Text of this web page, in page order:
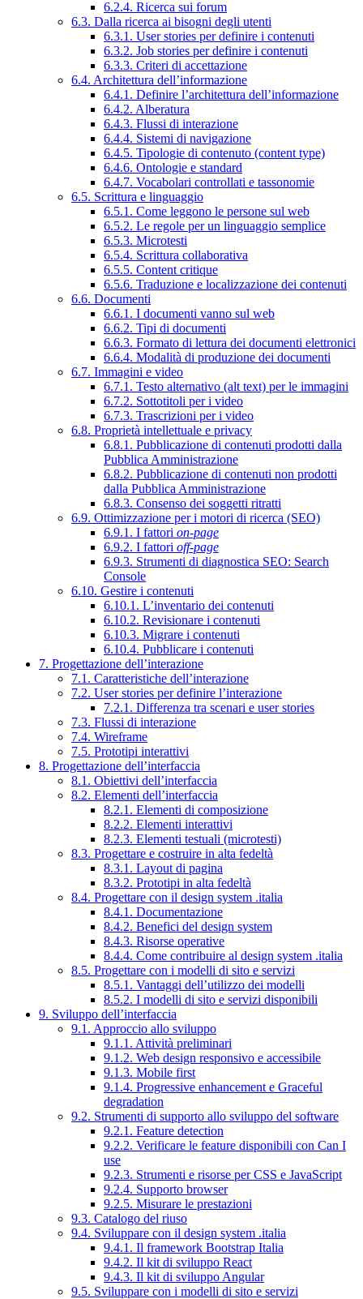
6.2.4. Ricerca sui forum
6.3. Dalla ricerca ai bisogni degli utenti
6.3.1. User stories per definire i contenuti
6.3.2. Job stories per definire i contenuti
6.3.3. Criteri di accettazione
6.4. Architettura dell’informazione
6.4.1. Definire l’architettura dell’informazione
6.4.2. Alberatura
6.4.3. Flussi di interazione
6.4.4. Sistemi di navigazione
6.4.5. Tipologie di contenuto (content type)
6.4.6. Ontologie e standard
6.4.7. Vocabolari controllati e tassonomie
6.5. Scrittura e linguaggio
6.5.1. Come leggono le persone sul web
6.5.2. Le regole per un linguaggio semplice
6.5.3. Microtesti
6.5.4. Scrittura collaborativa
6.5.5. Content critique
6.5.6. Traduzione e localizzazione dei contenuti
6.6. Documenti
6.6.1. I documenti vanno sul web
6.6.2. Tipi di documenti
6.6.3. Formato di lettura dei documenti elettronici
6.6.4. Modalità di produzione dei documenti
6.7. Immagini e video
6.7.1. Testo alternativo (alt text) per le immagini
6.7.2. Sottotitoli per i video
6.7.3. Trascrizioni per i video
6.8. Proprietà intellettuale e privacy
6.8.1. Pubblicazione di contenuti prodotti dalla
Pubblica Amministrazione
6.8.2. Pubblicazione di contenuti non prodotti
dalla Pubblica Amministrazione
6.8.3. Consenso dei soggetti ritratti
6.9. Ottimizzazione per i motori di ricerca (SEO)
6.9.1. I fattori on-page
6.9.2. I fattori off-page
6.9.3. Strumenti di diagnostica SEO: Search
Console
6.10. Gestire i contenuti
6.10.1. L’inventario dei contenuti
6.10.2. Revisionare i contenuti
6.10.3. Migrare i contenuti
6.10.4. Pubblicare i contenuti
7. Progettazione dell’interazione
7.1. Caratteristiche dell’interazione
7.2. User stories per definire l’interazione
7.2.1. Differenza tra scenari e user stories
7.3. Flussi di interazione
7.4. Wireframe
7.5. Prototipi interattivi
8. Progettazione dell’interfaccia
8.1. Obiettivi dell’interfaccia
8.2. Elementi dell’interfaccia
8.2.1. Elementi di composizione
8.2.2. Elementi interattivi
8.2.3. Elementi testuali (microtesti)
8.3. Progettare e costruire in alta fedeltà
8.3.1. Layout di pagina
8.3.2. Prototipi in alta fedeltà
8.4. Progettare con il design system .italia
8.4.1. Documentazione
8.4.2. Benefici del design system
8.4.3. Risorse operative
8.4.4. Come contribuire al design system .italia
8.5. Progettare con i modelli di sito e servizi
8.5.1. Vantaggi dell’utilizzo dei modelli
8.5.2. I modelli di sito e servizi disponibili
9. Sviluppo dell’interfaccia
9.1. Approccio allo sviluppo
9.1.1. Attività preliminari
9.1.2. Web design responsivo e accessibile
9.1.3. Mobile first
9.1.4. Progressive enhancement e Graceful
degradation
9.2. Strumenti di supporto allo sviluppo del software
9.2.1. Feature detection
9.2.2. Verificare le feature disponibili con Can I
use
9.2.3. Strumenti e risorse per CSS e JavaScript
9.2.4. Supporto browser
9.2.5. Misurare le prestazioni
9.3. Catalogo del riuso
9.4. Sviluppare con il design system .italia
9.4.1. Il framework Bootstrap Italia
9.4.2. Il kit di sviluppo React
9.4.3. Il kit di sviluppo Angular
9.5. Sviluppare con i modelli di sito e servizi